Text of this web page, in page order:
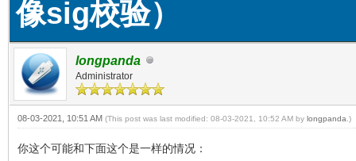
像sig校验）
longpanda
Administrator
08-03-2021, 10:51 AM (This post was last modified: 08-03-2021, 10:52 AM by longpanda .)
你这个可能和下面这个是一样的情况：